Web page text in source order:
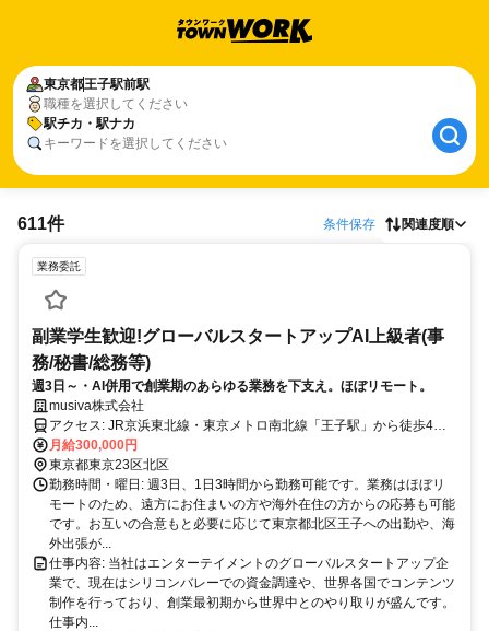
東京都王子駅前駅
職種を選択してください
駅チカ・駅ナカ
キーワードを選択してください
611件 条件保存 関連度順
業務委託
副業学生歓迎!グローバルスタートアップAI上級者(事
務/秘書/総務等)
週3日～・AI併用で創業期のあらゆる業務を下支え。ほぼリモート。
musiva株式会社
アクセス: JR京浜東北線・東京メトロ南北線「王子駅」から徒歩4
分。
月給300,000円
東京都東京23区北区
勤務時間・曜日: 週3日、1日3時間から勤務可能です。業務はほぼリ
モートのため、遠方にお住まいの方や海外在住の方からの応募も可能
です。お互いの合意もと必要に応じて東京都北区王子への出勤や、海
外出張が...
仕事内容: 当社はエンターテイメントのグローバルスタートアップ企
業で、現在はシリコンバレーでの資金調達や、世界各国でコンテンツ
制作を行っており、創業最初期から世界中とのやり取りが盛んです。
仕事内...